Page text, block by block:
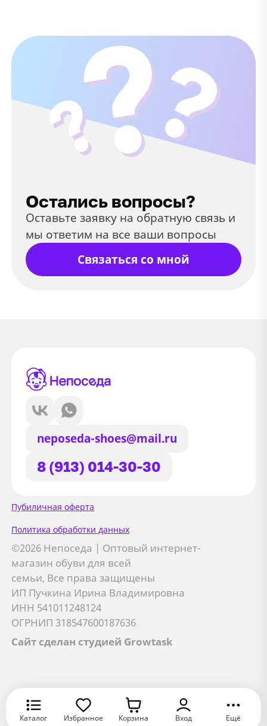
Остались вопросы?
Оставьте заявку на обратную связь и
мы ответим на все ваши вопросы
Связаться со мной
neposeda-shoes@mail.ru
8 (913) 014-30-30
Пубиличная оферта
Политика обработки данных
©2026 Непоседа | Оптовый интернет-
магазин обуви для всей
семьи, Все права защищены
ИП Пучкина Ирина Владимировна
ИНН 541011248124
ОГРНИП 318547600187636
Сайт сделан студией Growtask
Оставить заявку
Оставить заявку
Хорошо
Сайт использует файлы Cookie
Мы используем файлы cookie и
сторонние сервисы (Yandex.Metrica и
AppMetrica) для анализа трафика,
персонализации контента и улучшения
сайта.
Подробнее см. вПолитике обработки персональных
данных
Принимаю
Хорошо Отмена
Оставить заявку
Каталог Избранное Корзина Вход Ещё
В корзину